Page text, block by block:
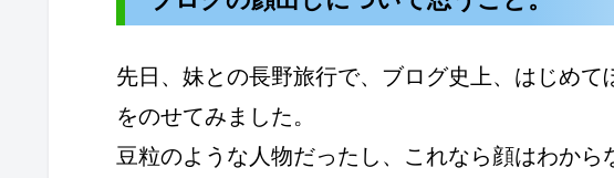
先日、妹との長野旅行で、ブログ史上、はじめ
をのせてみました。
豆粒のような人物だったし、これなら顔はわから